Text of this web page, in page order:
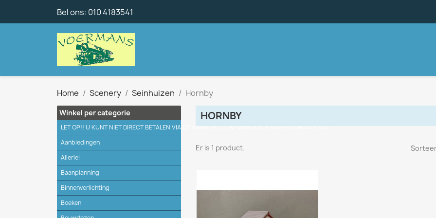
Bel ons: 010 4183541
Home Scenery Seinhuizen Hornby
Winkel per categorie
LET OP!! U KUNT NIET DIRECT BETALEN VIA DE WEBSITE, U ONTVANGT ALTIJD EEN MAIL VAN MIJ!
Aanbiedingen
Allerlei
Baanplanning
Binnenverlichting
Boeken
HORNBY
Er is 1 product.